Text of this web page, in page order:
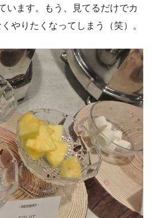
います。もう、見てるだけでカ
やりたくなってしまう（笑）。